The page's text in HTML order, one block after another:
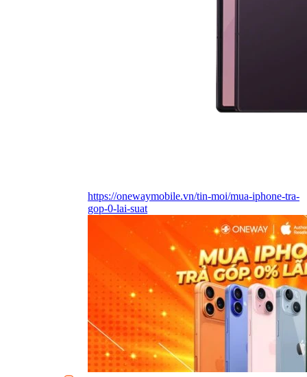
https://onewaymobile.vn/tin-moi/mua-iphone-tra-
gop-0-lai-suat